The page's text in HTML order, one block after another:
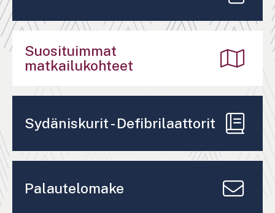
Suosituimmat
matkailukohteet
Sydäniskurit - Defibrilaattorit
Palautelomake